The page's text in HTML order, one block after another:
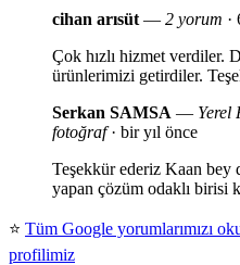
cihan arısüt— 2 yorum ·
Çok hızlı hizmet verdiler.
ürünlerimizi getirdiler.
Serkan SAMSA — Yerel
fotoğraf· bir yıl önce
Teşekkür ederiz Kaan
yapan çözüm odaklı birisi
⭐ Tüm Google yorumlarımızı
profilimiz